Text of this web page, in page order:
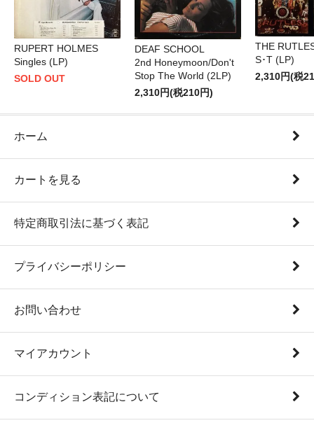
RUPERT HOLMES
Singles (LP)
SOLD OUT
DEAF SCHOOL
2nd Honeymoon/Don't
Stop The World (2LP)
2,310円(税210円)
THE
S･T (LP)
2,310円(税
ホーム
カートを見る
特定商取引法に基づく表記
プライバシーポリシー
お問い合わせ
マイアカウント
コンディション表記について